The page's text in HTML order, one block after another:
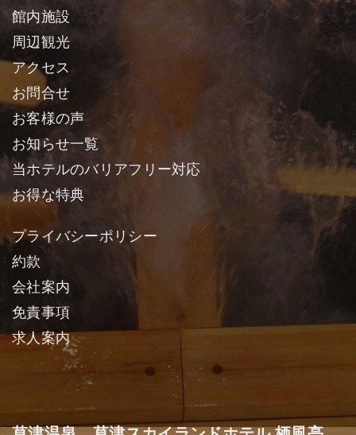
館内施設
周辺観光
アクセス
お問合せ
お客様の声
お知らせ一覧
当ホテルのバリアフリー対応
お得な特典
プライバシーポリシー
約款
会社案内
免責事項
求人案内